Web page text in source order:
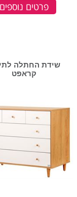
פרטים נוספים
שידת החתלה
קראפט